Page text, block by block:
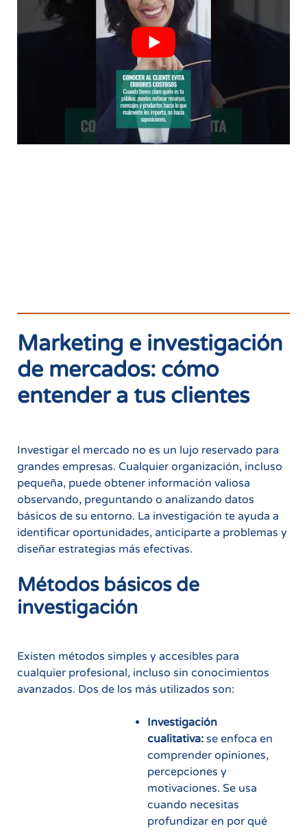
Marketing e investigación
de mercados: cómo
entender a tus clientes
Investigar el mercado no es un lujo reservado para
grandes empresas. Cualquier organización, incluso
pequeña, puede obtener información valiosa
observando, preguntando o analizando datos
básicos de su entorno. La investigación te ayuda a
identificar oportunidades, anticiparte a problemas y
diseñar estrategias más efectivas.
Métodos básicos de
investigación
Existen métodos simples y accesibles para
cualquier profesional, incluso sin conocimientos
avanzados. Dos de los más utilizados son:
Investigación
cualitativa:se enfoca en
comprender opiniones,
percepciones y
motivaciones. Se usa
cuando necesitas
profundizar en por qué